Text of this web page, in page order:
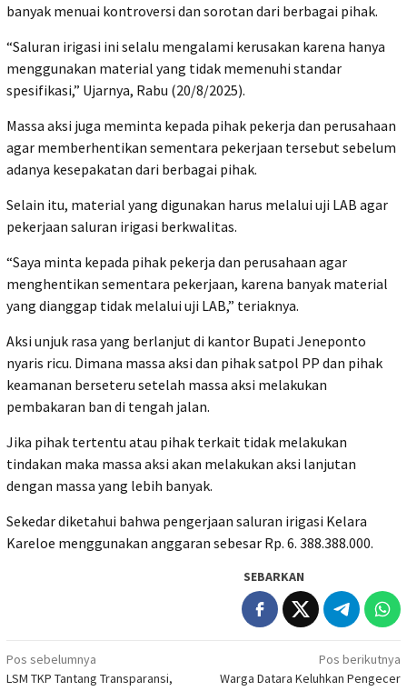
banyak menuai kontroversi dan sorotan dari berbagai pihak.
“Saluran irigasi ini selalu mengalami kerusakan karena hanya
menggunakan material yang tidak memenuhi standar
spesifikasi,” Ujarnya, Rabu (20/8/2025).
Massa aksi juga meminta kepada pihak pekerja dan perusahaan
agar memberhentikan sementara pekerjaan tersebut sebelum
adanya kesepakatan dari berbagai pihak.
Selain itu, material yang digunakan harus melalui uji LAB agar
pekerjaan saluran irigasi berkwalitas.
“Saya minta kepada pihak pekerja dan perusahaan agar
menghentikan sementara pekerjaan, karena banyak material
yang dianggap tidak melalui uji LAB,” teriaknya.
Aksi unjuk rasa yang berlanjut di kantor Bupati Jeneponto
nyaris ricu. Dimana massa aksi dan pihak satpol PP dan pihak
keamanan berseteru setelah massa aksi melakukan
pembakaran ban di tengah jalan.
Jika pihak tertentu atau pihak terkait tidak melakukan
tindakan maka massa aksi akan melakukan aksi lanjutan
dengan massa yang lebih banyak.
Sekedar diketahui bahwa pengerjaan saluran irigasi Kelara
Kareloe menggunakan anggaran sebesar Rp. 6. 388.388.000.
SEBARKAN
Navigasi
Pos sebelumnya
LSM TKP Tantang Transparansi,
Pos berikutnya
Warga Datara Keluhkan Pengecer